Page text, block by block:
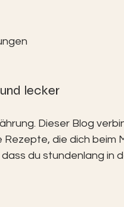
lecker
Dieser Blog
die dich beim
du stundenlang in